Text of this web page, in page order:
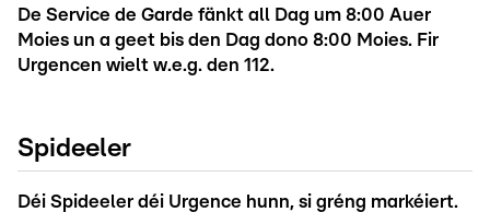
De Service de Garde fänkt all Dag um 8:00 Auer
Moies un a geet bis den Dag dono 8:00 Moies. Fir
Urgencen wielt w.e.g. den 112.
Spideeler
Déi Spideeler déi Urgence hunn, si gréng markéiert.